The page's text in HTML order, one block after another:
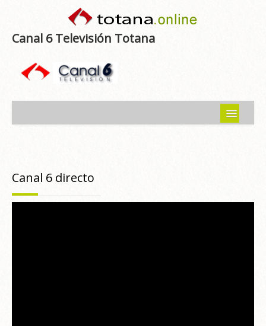
Canal 6 Televisión Totana
Programas emitidos
Canal 6 directo